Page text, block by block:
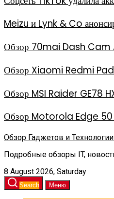
Meizu и Lynk & Co
Обзор 70mai Dash Cam
Обзор Xiaomi Redmi Pad
Обзор MSI Raider GE78
Обзор Motorola Edge 50
Обзор Гаджетов и
Подробные обзоры IT,
8 August 2026, Saturday
Search Меню